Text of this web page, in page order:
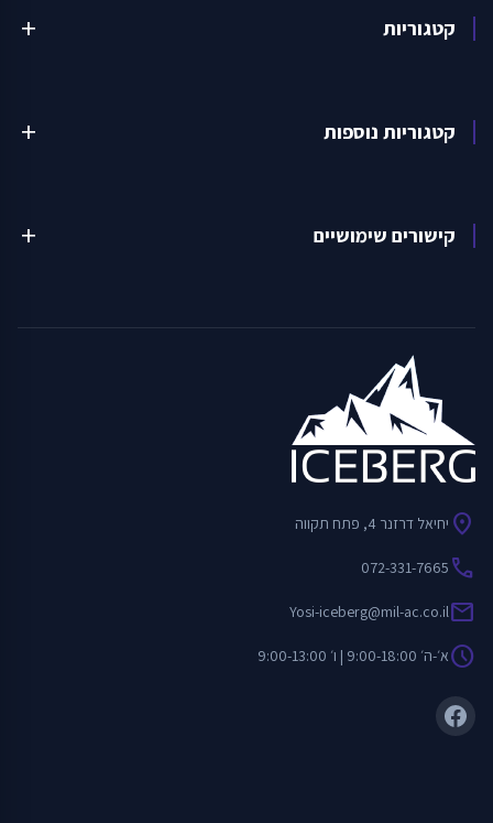
קטגוריות add
קטגוריות נוספות add
קישורים שימושיים add
location_on יחיאל דרזנר 4, פתח תקווה
call
072-331-7665
mail
Yosi-iceberg@mil-ac.co.il
scheduleא׳-ה׳ 9:00-18:00 | ו׳ 9:00-13:00